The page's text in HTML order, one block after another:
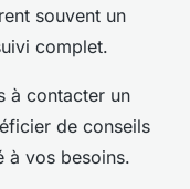
souvent un
complet.
à contacter un
de conseils
à vos besoins.